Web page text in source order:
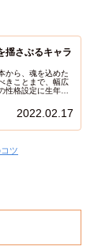
揺さぶるキャラ
から、魂を込めた
きことまで、幅広
性格設定に生年月
します。
2022.02.17
ツ